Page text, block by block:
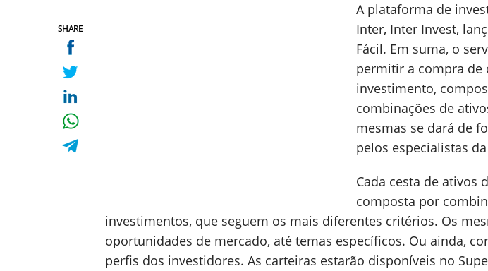
SHARE
A plataforma de
Inter, Inter Invest,
Fácil. Em suma, o
permitir a compra de
investimento,
combinações de
mesmas se dará de
pelos especialistas
Cada cesta de ativos
composta por
investimentos, que seguem os mais diferentes critérios. Os
oportunidades de mercado, até temas específicos. Ou ainda,
perfis dos investidores. As carteiras estarão disponíveis no